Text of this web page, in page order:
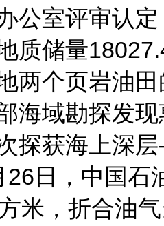
公室评审认
质储量
两个页岩油
海域勘探发
探获海上深
26日，中国石
米，折合油